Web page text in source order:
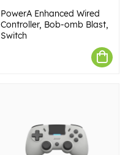
PowerA Enhanced Wired
Controller, Bob-omb Blast,
Switch